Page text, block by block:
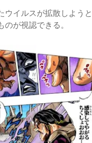
ウイルスが拡散しよう
のが視認できる。